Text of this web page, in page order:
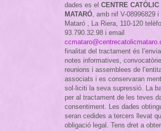
dades es el CENTRE CATÒLIC
MATARÓ , amb nif V-08996829
Mataró , La Riera, 110-120
93.790.32.98 i email
finalitat del tractament és
notes informatives,
reunions i assemblees de
associats i es conservaran
sol·liciti la seva supressió. La
per al tractament de les teves
consentiment. Les dades
seran cedides a tercers llevat
obligació legal. Tens dret a